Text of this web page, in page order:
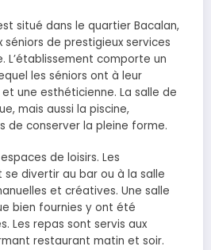
situé dans le quartier Bacalan,
séniors de prestigieux services
L’établissement comporte un
les séniors ont à leur
une esthéticienne. La salle de
mais aussi la piscine,
de conserver la pleine forme.
de loisirs. Les
divertir au bar ou à la salle
et créatives. Une salle
bien fournies y ont été
Les repas sont servis aux
restaurant matin et soir.